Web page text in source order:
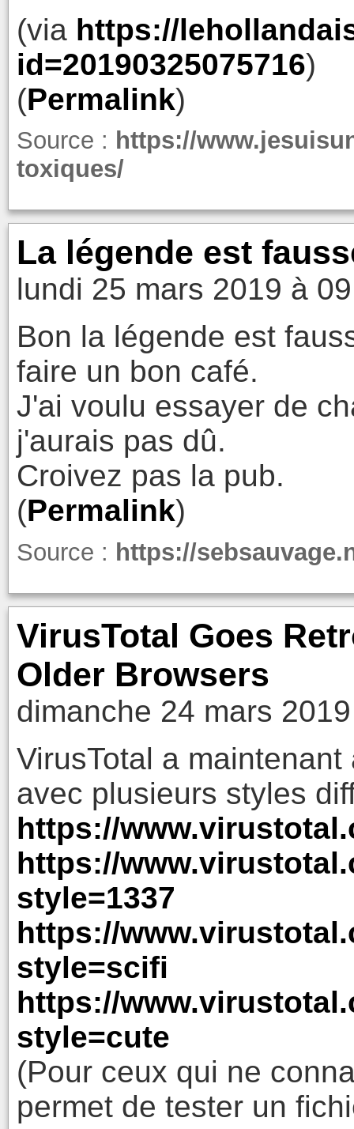
(via https://
id=20190325075716)
(Permalink)
Source : https://
toxiques/
La légende est
lundi 25 mars 2019 à
Bon la légende est
faire un bon café.
J'ai voulu essayer de
j'aurais pas dû.
Croivez pas la pub.
(Permalink)
Source : https://
VirusTotal Goes
Older Browsers
dimanche 24 mars
VirusTotal a
avec plusieurs styles
https://
https://
style=1337
https://
style=scifi
https://
style=cute
(Pour ceux qui ne
permet de tester un